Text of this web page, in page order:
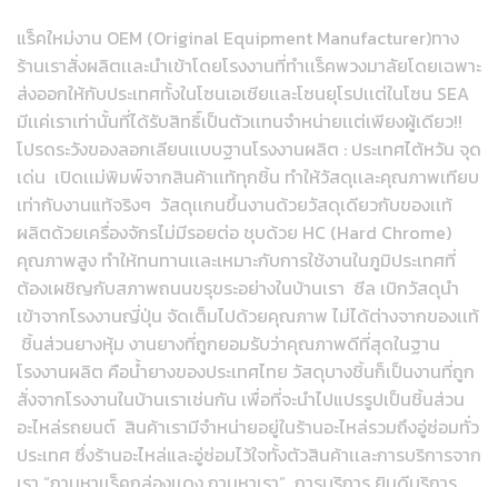
แร็คใหม่งาน OEM (Original Equipment Manufacturer)ทาง
ร้านเราสั่งผลิตเเละนำเข้าโดยโรงงานที่ทำเเร็คพวงมาลัยโดยเฉพาะ
ส่งออกให้กับประเทศทั้งในโซนเอเชียเเละโซนยุโรปเเต่ในโซน SEA
มีเเค่เราเท่านั้นที่ได้รับสิทธิ์เป็นตัวเเทนจำหน่ายเเต่เพียงผู้เดียว!!
โปรดระวังของลอกเลียนเเบบฐานโรงงานผลิต : ประเทศไต้หวัน จุด
เด่น เปิดเเม่พิมพ์จากสินค้าเเท้ทุกชิ้น ทำให้วัสดุเเละคุณภาพเทียบ
เท่ากับงานแท้จริงๆ วัสดุเเกนขึ้นงานด้วยวัสดุเดียวกับของเเท้
ผลิตด้วยเครื่องจักรไม่มีรอยต่อ ชุบด้วย HC (Hard Chrome)
คุณภาพสูง ทำให้ทนทานเเละเหมาะกับการใช้งานในภูมิประเทศที่
ต้องเผชิญกับสภาพถนนขรุขระอย่างในบ้านเรา ซีล เบิกวัสดุนำ
เข้าจากโรงงานญี่ปุ่น จัดเต็มไปด้วยคุณภาพ ไม่ได้ต่างจากของเเท้
ชิ้นส่วนยางหุ้ม งานยางที่ถูกยอมรับว่าคุณภาพดีที่สุดในฐาน
โรงงานผลิต คือน้ำยางของประเทศไทย วัสดุบางชิ้นก็เป็นงานที่ถูก
สั่งจากโรงงานในบ้านเราเช่นกัน เพื่อที่จะนำไปแปรรูปเป็นชิ้นส่วน
อะไหล่รถยนต์ สินค้าเรามีจำหน่ายอยู่ในร้านอะไหล่รวมถึงอู่ซ่อมทั่ว
ประเทศ ซึ่งร้านอะไหล่และอู่ซ่อมไว้ใจทั้งตัวสินค้าเเละการบริการจาก